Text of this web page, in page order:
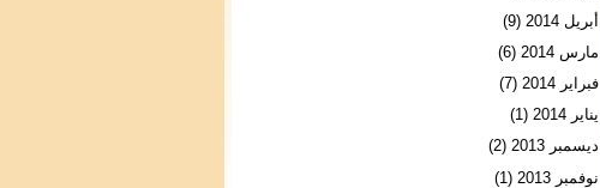
أبريل 2014
(9)
مارس 2014
(6)
فبراير 2014
(7)
يناير 2014
(1)
ديسمبر 2013
(2)
نوفمبر 2013
(1)